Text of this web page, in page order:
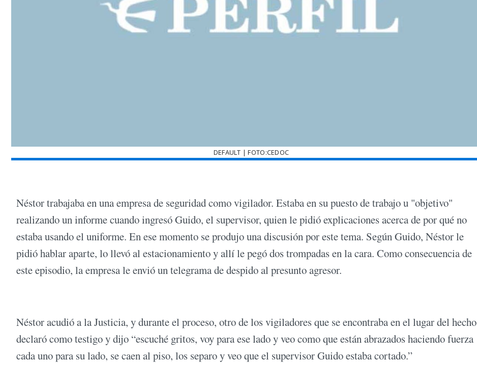
DEFAULT | FOTO:CEDOC
Néstor trabajaba en una empresa de seguridad como vigilador. Estaba en su puesto de trabajo u "objetivo"
realizando un informe cuando ingresó Guido, el supervisor, quien le pidió explicaciones acerca de por qué no
estaba usando el uniforme. En ese momento se produjo una discusión por este tema. Según Guido, Néstor le
pidió hablar aparte, lo llevó al estacionamiento y allí le pegó dos trompadas en la cara. Como consecuencia de
este episodio, la empresa le envió un telegrama de despido al presunto agresor.
Néstor acudió a la Justicia, y durante el proceso, otro de los vigiladores que se encontraba en el lugar del hecho
declaró como testigo y dijo “escuché gritos, voy para ese lado y veo como que están abrazados haciendo fuerza
cada uno para su lado, se caen al piso, los separo y veo que el supervisor Guido estaba cortado.”